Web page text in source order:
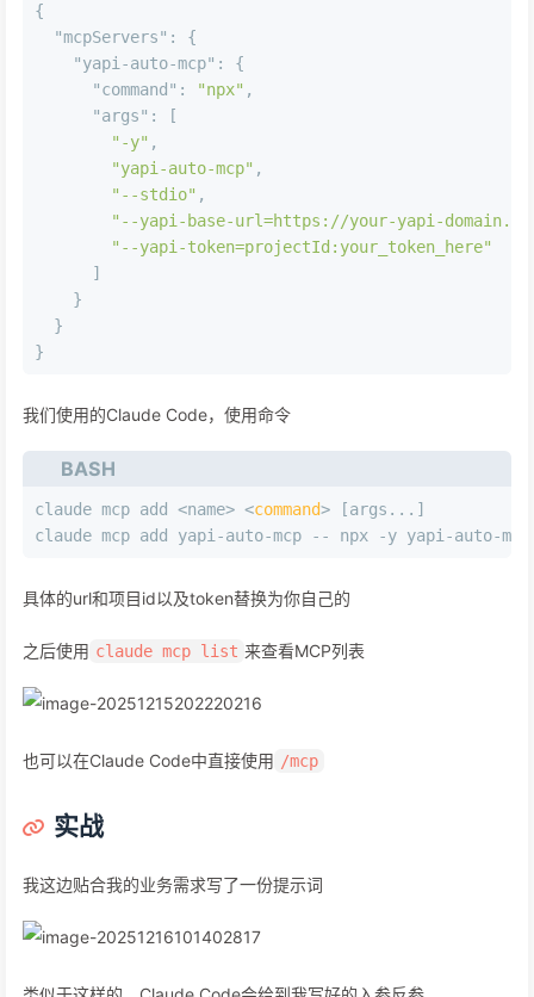
{
"mcpServers" :
{
"yapi-auto-mcp" :
{
"command" : "npx" ,
"args" :
[
"-y" ,
"yapi-auto-mcp" ,
"--stdio" ,
"--yapi-base-url=https://your-yapi-
"--yapi-token=projectId:your_token_here"
]
}
}
}
我们使用的Claude Code，使用命令
BASH
claude mcp add <name> <command> [args...]
claude mcp add yapi-auto-mcp -- npx -y yapi-auto-
具体的url和项目id以及token替换为你自己的
之后使用 claude mcp list 来查看MCP列表
也可以在Claude Code中直接使用 /mcp
实战
我这边贴合我的业务需求写了一份提示词